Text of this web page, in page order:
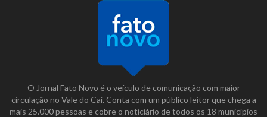
O Jornal Fato Novo é o veículo de comunicação com maior
circulação no Vale do Caí. Conta com um público leitor que chega a
mais 25.000 pessoas e cobre o noticiário de todos os 18 municípios